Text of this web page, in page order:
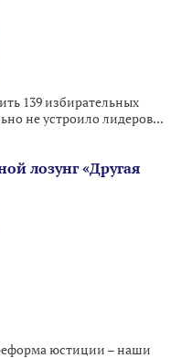
139 избирательных
не устроило лидеров...
лозунг «Другая
юстиции – наши